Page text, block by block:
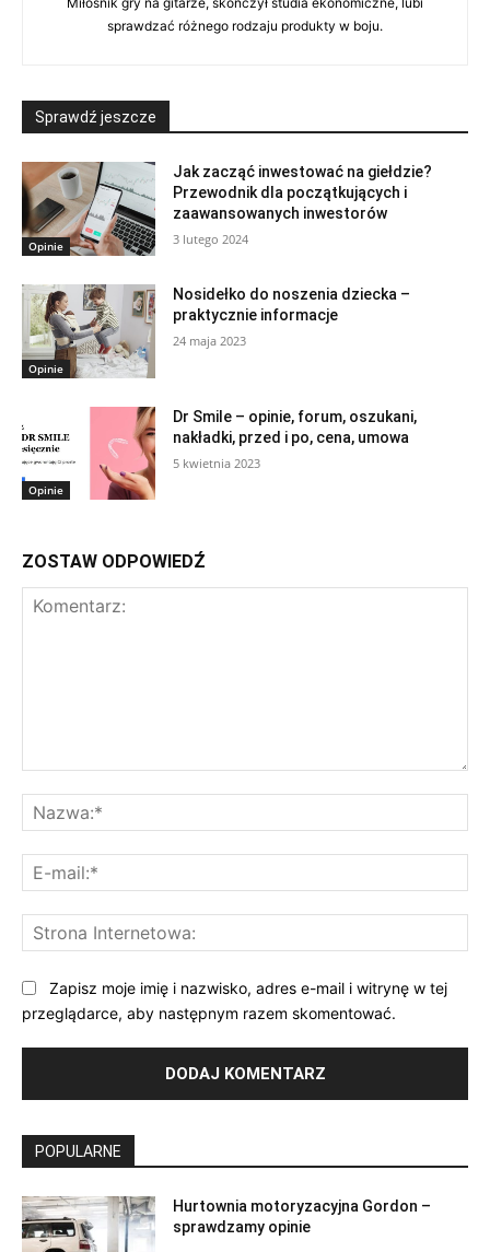
sprawdzać różnego rodzaju produkty w boju.
Sprawdź jeszcze
Opinie
Jak zacząć inwestować na giełdzie?
Przewodnik dla początkujących i
zaawansowanych inwestorów
3 lutego 2024
Opinie
Nosidełko do noszenia dziecka –
praktycznie informacje
24 maja 2023
Opinie
Dr Smile – opinie, forum, oszukani,
nakładki, przed i po, cena, umowa
5 kwietnia 2023
ZOSTAW ODPOWIEDŹ
Zapisz moje imię i nazwisko, adres e-mail i witrynę w tej
przeglądarce, aby następnym razem skomentować.
POPULARNE
Hurtownia motoryzacyjna Gordon –
sprawdzamy opinie